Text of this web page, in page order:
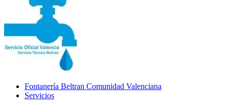
Fontanería Beltran Comunidad Valenciana
Servicios